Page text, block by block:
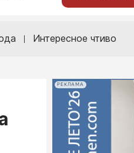
Интересное чтиво
РЕКЛАМА